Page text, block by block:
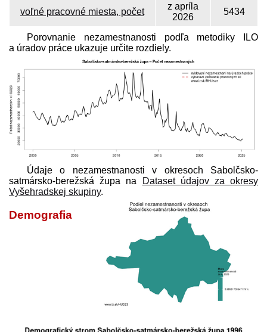
voľné pracovné miesta, počet
z apríla
2026
5434
Porovnanie nezamestnanosti podľa metodiky ILO
a úradov práce ukazuje určite rozdiely.
Údaje o nezamestnanosti v okresoch Sabolčsko-
satmársko-berežská župa na
Dataset údajov za okresy
Vyšehradskej skupiny.
Demografia